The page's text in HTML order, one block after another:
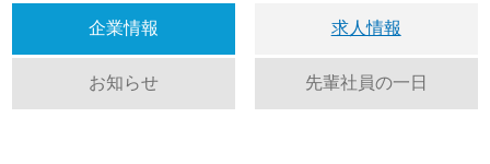
企業情報 求人情報
お知らせ 先輩社員の一日